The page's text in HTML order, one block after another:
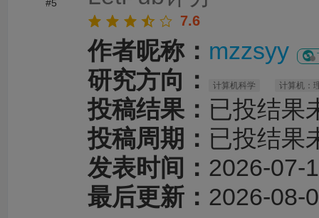
#5
7.6
作者昵称： mzzsyy
研究方向： 计算机科学 计算机：
投稿结果： 已投结果
投稿周期： 已投结果
发表时间： 2026-07-
最后更新： 2026-08-